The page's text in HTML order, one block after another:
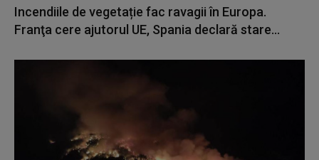
Incendiile de vegetație fac ravagii în Europa.
Franţa cere ajutorul UE, Spania declară stare...